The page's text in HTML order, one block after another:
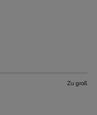
Zu groß